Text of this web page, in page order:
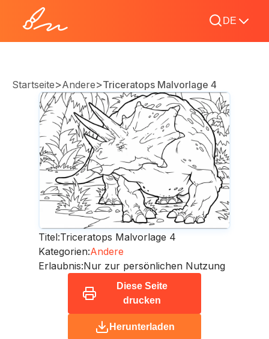
DE
Startseite>Andere>Triceratops Malvorlage 4
Titel:Triceratops Malvorlage 4
Kategorien:Andere
Erlaubnis:Nur zur persönlichen Nutzung
Diese Seite
drucken
Herunterladen